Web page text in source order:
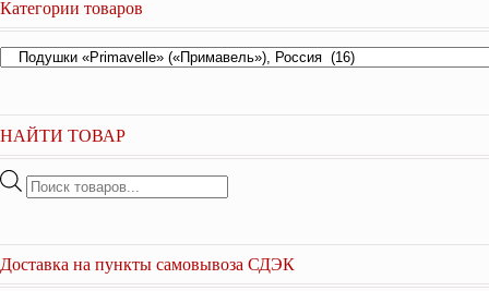
Категории товаров
НАЙТИ ТОВАР
Поиск
Доставка на пункты самовывоза СДЭК